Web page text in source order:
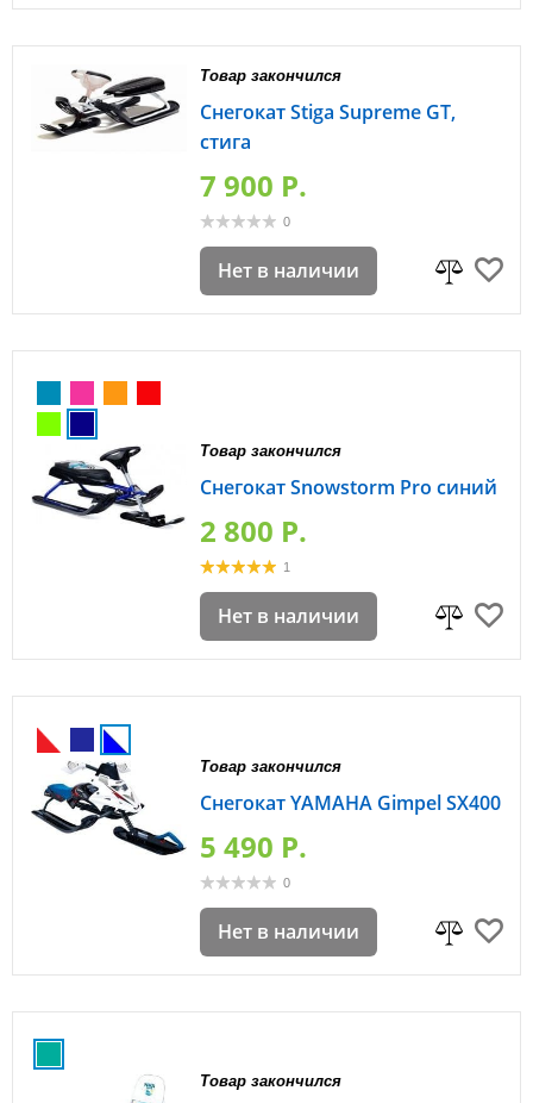
Товар закончился
Снегокат Stiga Supreme GT,
стига
7 900 P.
0
Нет в наличии
Товар закончился
Снегокат Snowstorm Pro синий
2 800 P.
1
Нет в наличии
Товар закончился
Снегокат YAMAHA Gimpel SX400
5 490 P.
0
Нет в наличии
Товар закончился